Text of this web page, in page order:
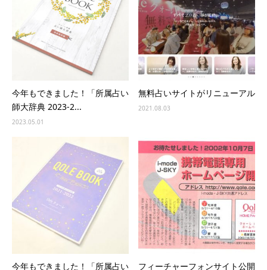
今年もできました！「所属占い
師大辞典 2023-2...
2023.05.01
無料占いサイトがリニューアル
2021.08.03
今年もできました！「所属占い
フィーチャーフォンサイト公開